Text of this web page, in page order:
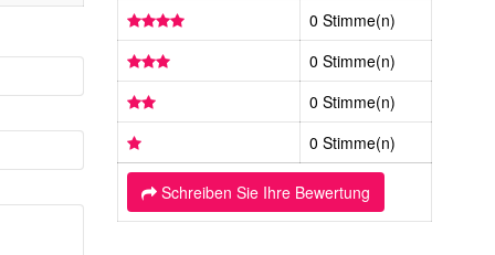
0 Stimme(n)
0 Stimme(n)
0 Stimme(n)
0 Stimme(n)
Schreiben Sie Ihre Bewertung